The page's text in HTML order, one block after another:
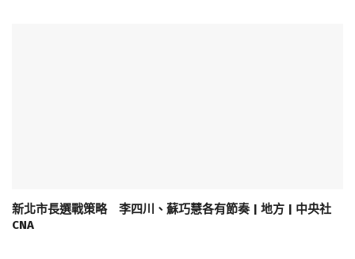
新北市長選戰策略 李四川、蘇巧慧各有節奏 | 地方 | 中央社
CNA